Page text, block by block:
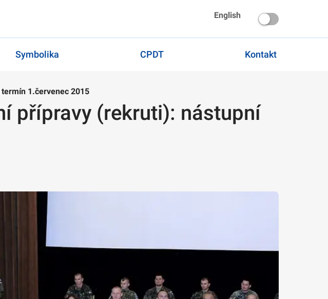
English
Symbolika CPDT Kontakt
1.červenec 2015
přípravy (rekruti): nástupní